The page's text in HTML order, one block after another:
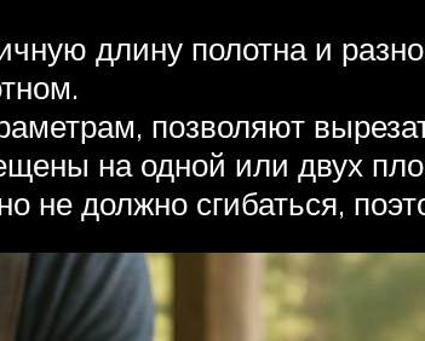
длину полотна и
позволяют
на одной или двух
не должно сгибаться,